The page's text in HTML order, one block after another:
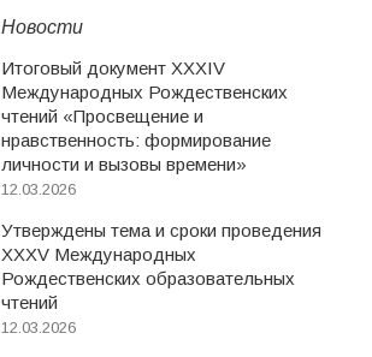
Новости
Итоговый документ XXХIV
Международных Рождественских
чтений «Просвещение и
нравственность: формирование
личности и вызовы времени»
12.03.2026
Утверждены тема и сроки проведения
XXXV Международных
Рождественских образовательных
чтений
12.03.2026